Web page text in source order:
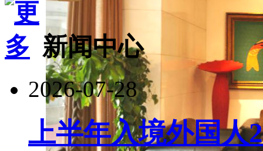
新闻中心
2026-07-28
上半年入境外国人